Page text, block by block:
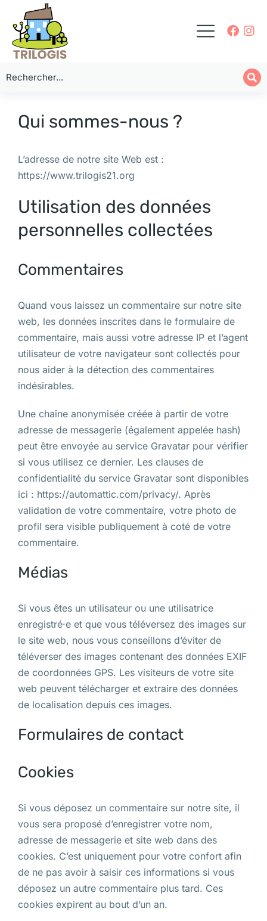
Qui sommes-nous ?
L’adresse de notre site Web est :
https://www.trilogis21.org
Utilisation des données
personnelles collectées
Commentaires
Quand vous laissez un commentaire sur notre site
web, les données inscrites dans le formulaire de
commentaire, mais aussi votre adresse IP et l’agent
utilisateur de votre navigateur sont collectés pour
nous aider à la détection des commentaires
indésirables.
Une chaîne anonymisée créée à partir de votre
adresse de messagerie (également appelée hash)
peut être envoyée au service Gravatar pour vérifier
si vous utilisez ce dernier. Les clauses de
confidentialité du service Gravatar sont disponibles
ici : https://automattic.com/privacy/. Après
validation de votre commentaire, votre photo de
profil sera visible publiquement à coté de votre
commentaire.
Médias
Si vous êtes un utilisateur ou une utilisatrice
enregistré·e et que vous téléversez des images sur
le site web, nous vous conseillons d’éviter de
téléverser des images contenant des données EXIF
de coordonnées GPS. Les visiteurs de votre site
web peuvent télécharger et extraire des données
de localisation depuis ces images.
Formulaires de contact
Cookies
Si vous déposez un commentaire sur notre site, il
vous sera proposé d’enregistrer votre nom,
adresse de messagerie et site web dans des
cookies. C’est uniquement pour votre confort afin
de ne pas avoir à saisir ces informations si vous
déposez un autre commentaire plus tard. Ces
cookies expirent au bout d’un an.